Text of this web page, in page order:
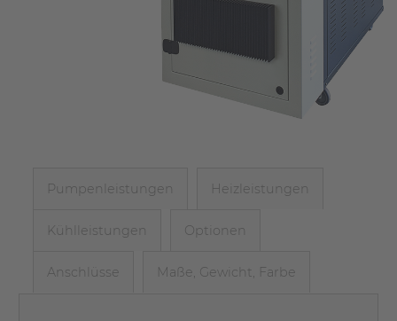
Pumpenleistungen Heizleistungen
Kühlleistungen Optionen
Anschlüsse Maße, Gewicht, Farbe